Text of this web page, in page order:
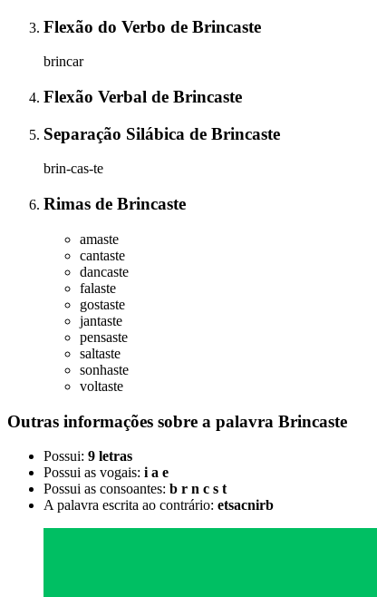
Flexão do Verbo de Brincaste
brincar
Flexão Verbal de Brincaste
Separação Silábica de Brincaste
brin-cas-te
Rimas de Brincaste
amaste
cantaste
dancaste
falaste
gostaste
jantaste
pensaste
saltaste
sonhaste
voltaste
Outras informações sobre a palavra Brincaste
Possui: 9 letras
Possui as vogais: i a e
Possui as consoantes: b r n c s t
A palavra escrita ao contrário: etsacnirb